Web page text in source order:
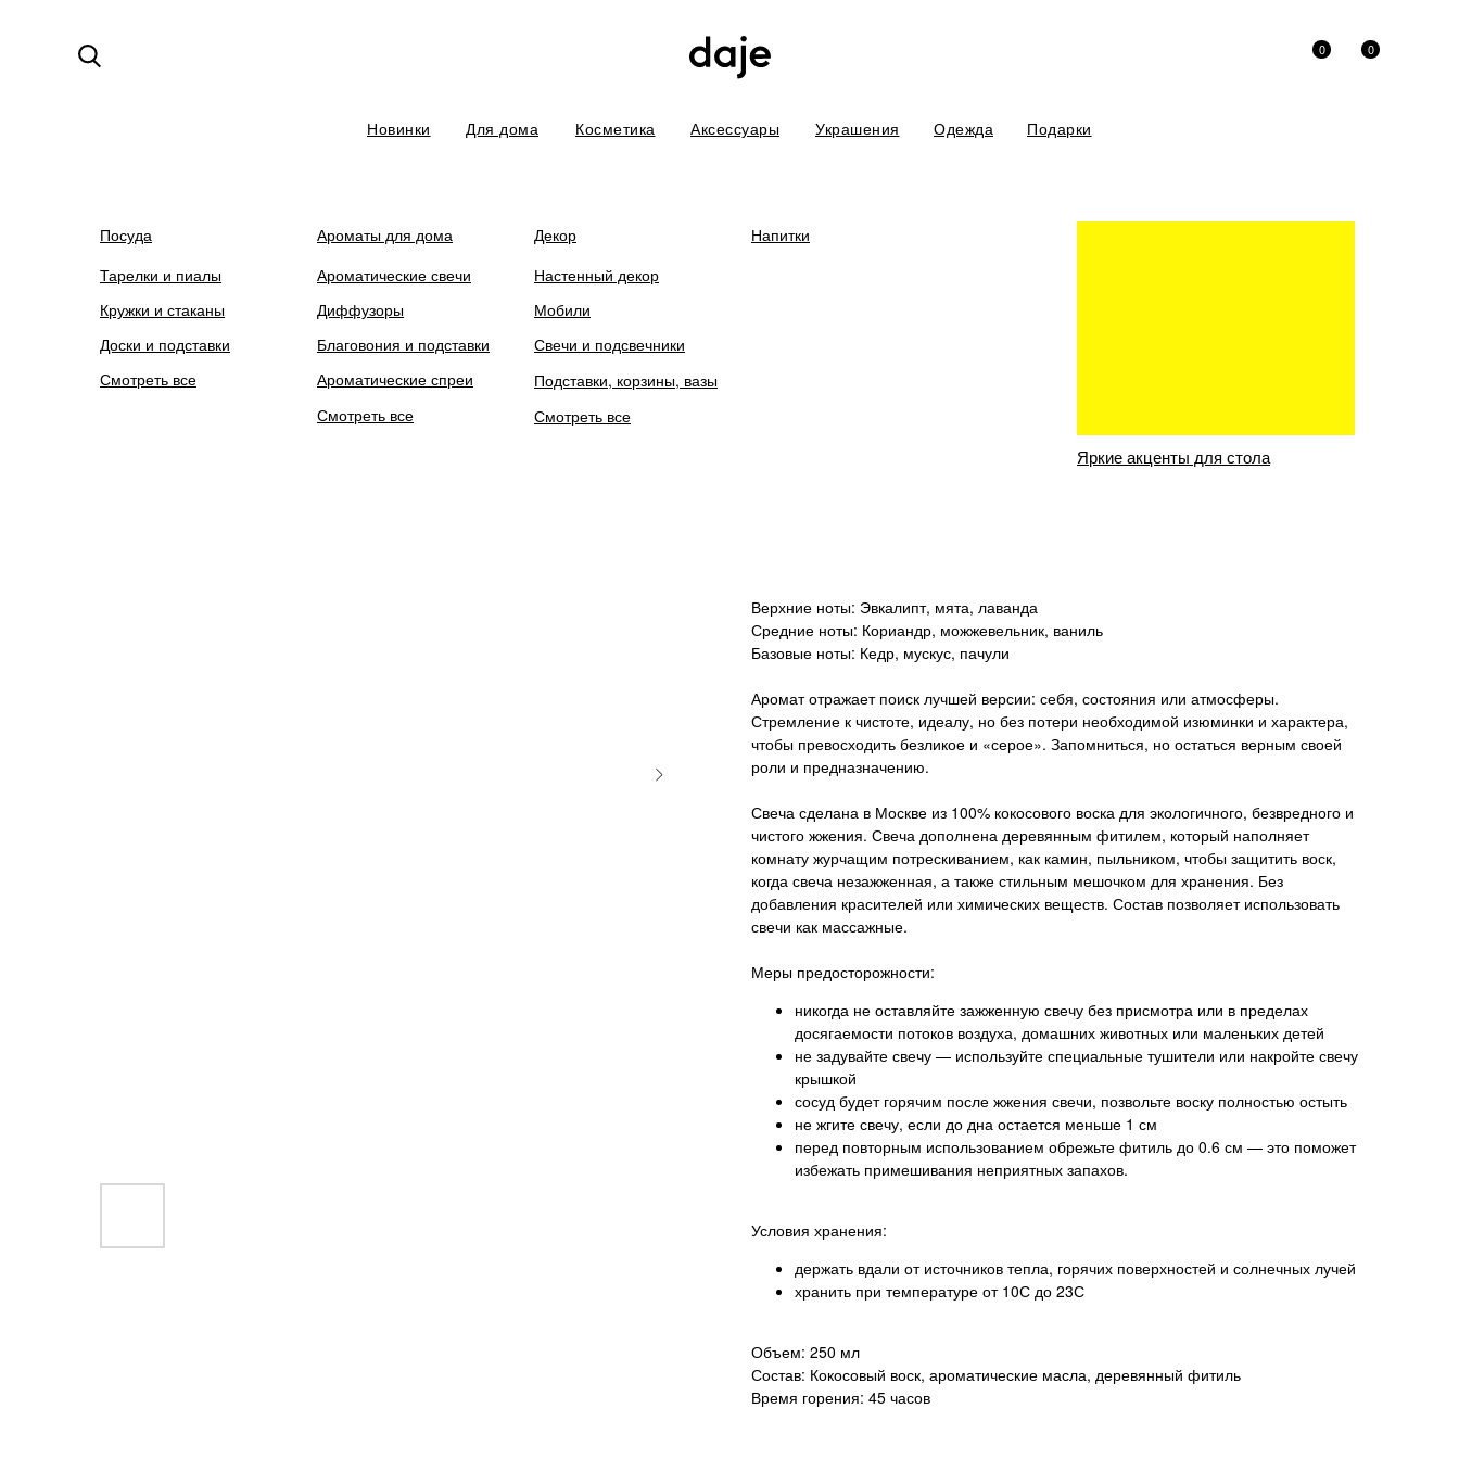
Для дома Косметика Аксессуары Украшения Одежда Подарки
0
0
Новинки
Верхние ноты: Эвкалипт, мята, лаванда
Средние ноты: Кориандр, можжевельник, ваниль
Базовые ноты: Кедр, мускус, пачули
Аромат отражает поиск лучшей версии: себя, состояния или атмосферы.
Стремление к чистоте, идеалу, но без потери необходимой изюминки и характера,
чтобы превосходить безликое и «серое». Запомниться, но остаться верным своей
роли и предназначению.
Свеча сделана в Москве из 100% кокосового воска для экологичного, безвредного и
чистого жжения. Свеча дополнена деревянным фитилем, который наполняет
комнату журчащим потрескиванием, как камин, пыльником, чтобы защитить воск,
когда свеча незажженная, а также стильным мешочком для хранения. Без
добавления красителей или химических веществ. Состав позволяет использовать
свечи как массажные.
Меры предосторожности:
никогда не оставляйте зажженную свечу без присмотра или в пределах
досягаемости потоков воздуха, домашних животных или маленьких детей
не задувайте свечу — используйте специальные тушители или накройте свечу
крышкой
сосуд будет горячим после жжения свечи, позвольте воску полностью остыть
не жгите свечу, если до дна остается меньше 1 см
перед повторным использованием обрежьте фитиль до 0.6 см — это поможет
избежать примешивания неприятных запахов.
Условия хранения:
держать вдали от источников тепла, горячих поверхностей и солнечных лучей
хранить при температуре от 10С до 23С
Объем: 250 мл
Состав: Кокосовый воск, ароматические масла, деревянный фитиль
Время горения: 45 часов
Посуда
Тарелки и пиалы
Кружки и стаканы
Доски и подставки
Смотреть все
Ароматы для дома
Ароматические свечи
Диффузоры
Благовония и подставки
Ароматические спреи
Смотреть все
Декор
Настенный декор
Мобили
Свечи и подсвечники
Подставки, корзины, вазы
Напитки
Яркие акценты для стола
Смотреть все